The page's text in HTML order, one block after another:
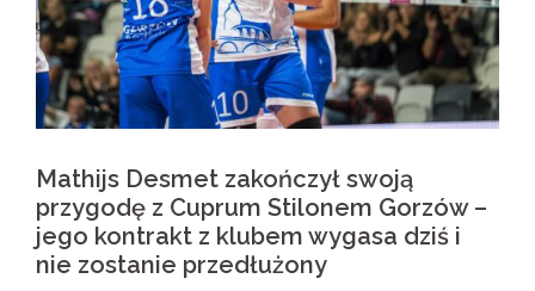
Mathijs Desmet zakończył swoją
przygodę z Cuprum Stilonem Gorzów –
jego kontrakt z klubem wygasa dziś i
nie zostanie przedłużony